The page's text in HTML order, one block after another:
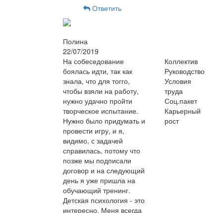
Ответить
Полина
22/07/2019
На собеседование
боялась идти, так как
знала, что для тогго,
чтобы взяли на работу,
нужно удачно пройти
творческое испытание.
Нужно было придумать и
провести игру, и я,
видимо, с задачей
справилась, потому что
позже мы подписали
договор и на следующий
день я уже пришла на
обучающий тренинг.
Детская психология - это
интересно. Меня всегда
Коллектив
Руководство
Условия
труда
Соц.пакет
Карьерный
рост